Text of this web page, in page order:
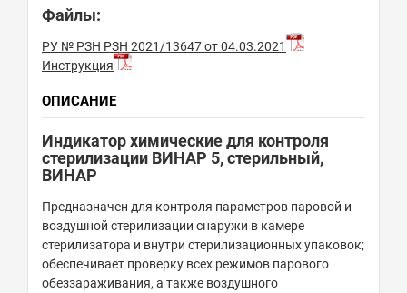
Файлы:
РУ № РЗН РЗН 2021/13647 от 04.03.2021
Инструкция
ОПИСАНИЕ
Индикатор химические для контроля
стерилизации ВИНАР 5, стерильный,
ВИНАР
Предназначен для контроля параметров паровой и
воздушной стерилизации снаружи в камере
стерилизатора и внутри стерилизационных упаковок;
обеспечивает проверку всех режимов парового
обеззараживания, а также воздушного